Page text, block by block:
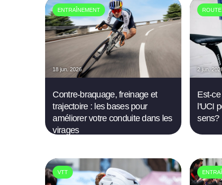
ENTRAÎNEMENT
18 jun. 2026
Contre-braquage, freinage et
trajectoire : les bases pour
améliorer votre conduite dans les
virages
ROUTE
2 jun.
Est-
l'UCI
sens?
VTT